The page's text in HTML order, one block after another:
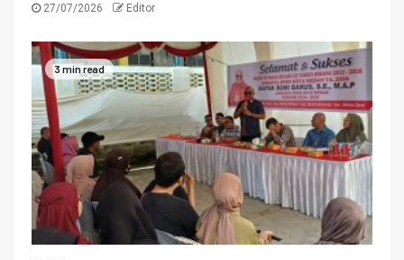
27/07/2026 Editor
3 min read